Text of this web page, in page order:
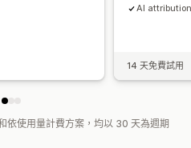
AI
14 天免費試用
依使用量計費方案，均以 30 天為週期